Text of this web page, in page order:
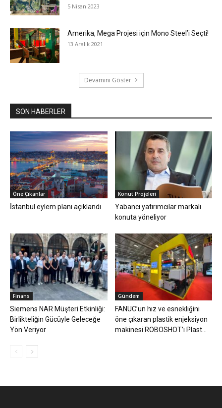
5 Nisan 2023
Amerika, Mega Projesi için Mono Steel’i Seçti!
13 Aralık 2021
Devamını Göster
SON HABERLER
Öne Çıkanlar
İstanbul eylem planı açıklandı
Konut Projeleri
Yabancı yatırımcılar markalı
konuta yöneliyor
Finans
Siemens NAR Müşteri Etkinliği:
Birlikteliğin Gücüyle Geleceğe
Yön Veriyor
Gündem
FANUC’un hız ve esnekliğini
öne çıkaran plastik enjeksiyon
makinesi ROBOSHOT’ı Plast...